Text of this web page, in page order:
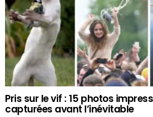
Pris sur le vif : 15 photos
capturées avant l’inévitable